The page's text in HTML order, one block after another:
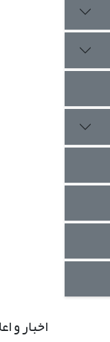
اخبار و